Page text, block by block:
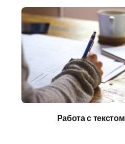
Работа с текстом